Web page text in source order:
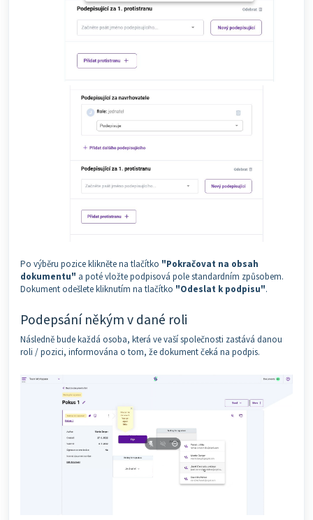
Po výběru pozice klikněte na tlačítko "Pokračovat na obsah
dokumentu" a poté vložte podpisová pole standardním způsobem.
Dokument odešlete kliknutím na tlačítko "Odeslat k podpisu".
Podepsání někým v dané roli
Následně bude každá osoba, která ve vaší společnosti zastává danou
roli / pozici, informována o tom, že dokument čeká na podpis.